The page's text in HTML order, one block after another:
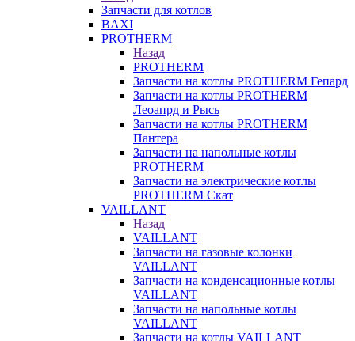
Запчасти для котлов
BAXI
PROTHERM
Назад
PROTHERM
Запчасти на котлы PROTHERM Гепард
Запчасти на котлы PROTHERM
Леоапрд и Рысь
Запчасти на котлы PROTHERM
Пантера
Запчасти на напольные котлы
PROTHERM
Запчасти на электрические котлы
PROTHERM Скат
VAILLANT
Назад
VAILLANT
Запчасти на газовые колонки
VAILLANT
Запчасти на конденсационные котлы
VAILLANT
Запчасти на напольные котлы
VAILLANT
Запчасти на котлы VAILLANT